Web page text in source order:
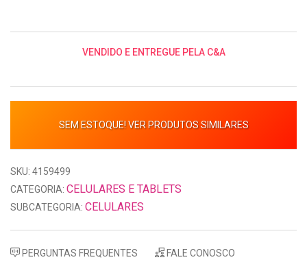
VENDIDO E ENTREGUE PELA C&A
SEM ESTOQUE! VER PRODUTOS SIMILARES
SKU: 4159499
CATEGORIA: CELULARES E TABLETS
SUBCATEGORIA: CELULARES
PERGUNTAS FREQUENTES FALE CONOSCO